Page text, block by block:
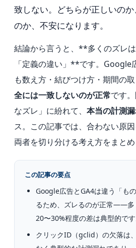
致しない。どちらが正しいの
のか、不安になります。
結論から言うと、**多くのズレ
「定義の違い」**です。Google
も数え方・結びつけ方・期間の取
全には一致しないのが正常です
なズレ」に紛れて、 本当の計測
ス。この記事では、合わない原因
両者を切り分ける考え方をまとめ
この記事の要点
Google広告とGA4は違う「も
るため、ズレるのが正常——多
20〜30%程度の差は典型的です
クリックID（gclid）の欠落は